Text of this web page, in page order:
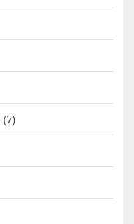
(7)